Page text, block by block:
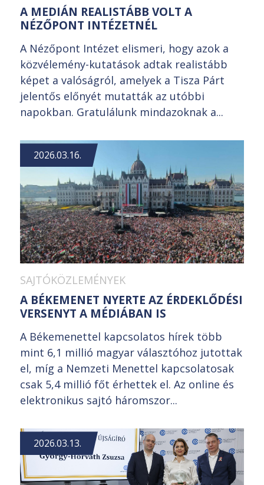
A MEDIÁN REALISTÁBB VOLT A
NÉZŐPONT INTÉZETNÉL
A Nézőpont Intézet elismeri, hogy azok a
közvélemény-kutatások adtak realistább
képet a valóságról, amelyek a Tisza Párt
jelentős előnyét mutatták az utóbbi
napokban. Gratulálunk mindazoknak a...
2026.03.16.
SAJTÓKÖZLEMÉNYEK
A BÉKEMENET NYERTE AZ ÉRDEKLŐDÉSI
VERSENYT A MÉDIÁBAN IS
A Békemenettel kapcsolatos hírek több
mint 6,1 millió magyar választóhoz jutottak
el, míg a Nemzeti Menettel kapcsolatosak
csak 5,4 millió főt érhettek el. Az online és
elektronikus sajtó háromszor...
2026.03.13.